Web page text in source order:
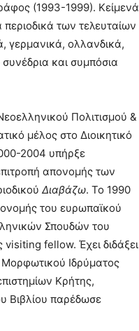
(1993-1999). Κείμενά
των τελευταίων
γερμανικά, ολλανδικά,
και συμπόσια
Πολιτισμού &
μέλος στο Διοικητικό
2004 υπήρξε
απονομής των
Διαβάζω. Το 1990
του ευρωπαϊκού
Σπουδών του
fellow. Έχει διδάξει
Μορφωτικού Ιδρύματος
Κρήτης,
Βιβλίου παρέδωσε